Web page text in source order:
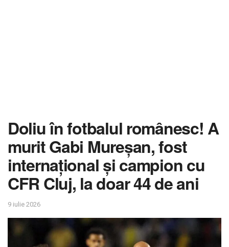
Doliu în fotbalul românesc! A
murit Gabi Mureșan, fost
internațional și campion cu
CFR Cluj, la doar 44 de ani
9 iulie 2026